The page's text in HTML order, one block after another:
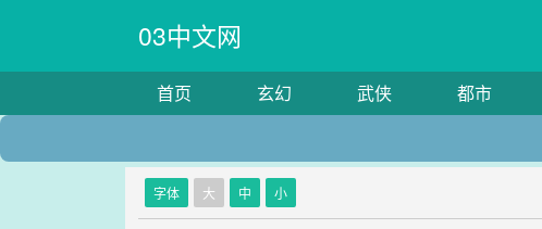
03中文网
首页 玄幻 武侠 都市
字体 大 中 小